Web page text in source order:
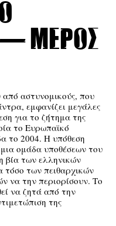
— Μέρος
αστυνομικούς, που
εμφανίζει μεγάλες
για το ζήτημα της
το Ευρωπαϊκό
το 2004. Η υπόθεση
ομάδα υποθέσεων του
βία των ελληνικών
τόσο των πειθαρχικών
να την περιορίσουν. Το
να ζητά από την
της